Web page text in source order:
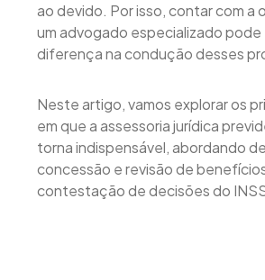
ao devido. Por isso, contar com a
um advogado especializado
diferença na condução desses
Neste artigo, vamos explorar os
em que a assessoria jurídica
torna indispensável, abordando
concessão e revisão de
contestação de decisões do